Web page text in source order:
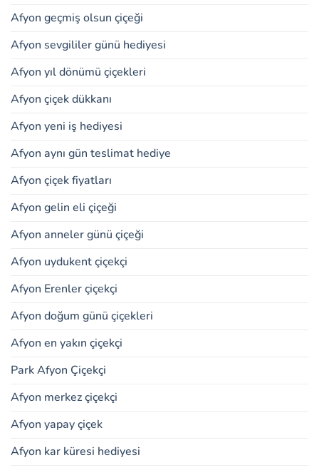
Afyon geçmiş olsun çiçeği
Afyon sevgililer günü hediyesi
Afyon yıl dönümü çiçekleri
Afyon çiçek dükkanı
Afyon yeni iş hediyesi
Afyon aynı gün teslimat hediye
Afyon çiçek fiyatları
Afyon gelin eli çiçeği
Afyon anneler günü çiçeği
Afyon uydukent çiçekçi
Afyon Erenler çiçekçi
Afyon doğum günü çiçekleri
Afyon en yakın çiçekçi
Park Afyon Çiçekçi
Afyon merkez çiçekçi
Afyon yapay çiçek
Afyon kar küresi hediyesi